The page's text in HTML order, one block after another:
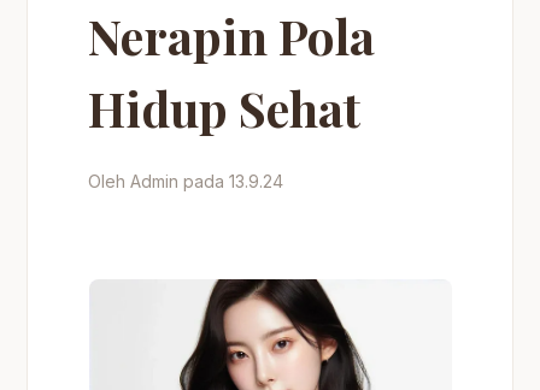
Nerapin Pola
Hidup Sehat
Oleh Admin pada 13.9.24